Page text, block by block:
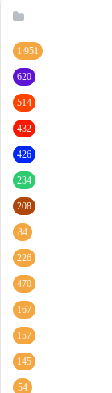
1٬951
620
514
432
426
234
208
84
226
470
167
157
145
54